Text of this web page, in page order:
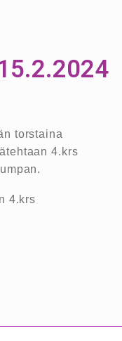
torstaina
4.krs
4.krs